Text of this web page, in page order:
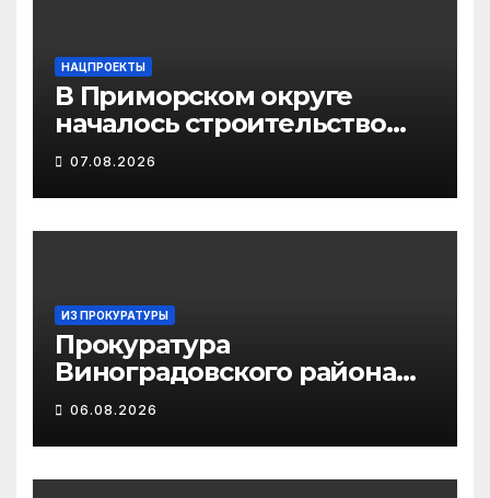
НАЦПРОЕКТЫ
В Приморском округе
началось строительство
распределительного
газопровода для
подключения к сетям
домов в деревне Новое
07.08.2026
ИЗ ПРОКУРАТУРЫ
Прокуратура
Виноградовского района
информирует об
изменениях
законодательства в сфере
государственной
06.08.2026